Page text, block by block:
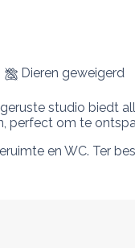
Dieren geweigerd
studio biedt
perfect om te
en WC. Ter